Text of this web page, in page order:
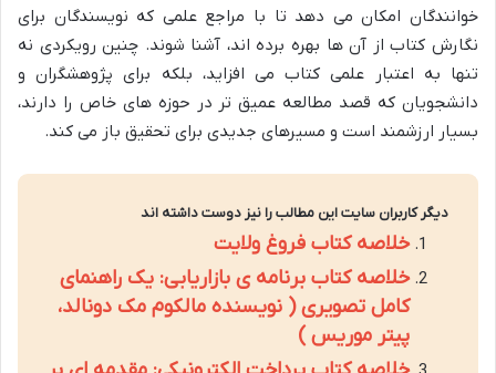
خوانندگان امکان می دهد تا با مراجع علمی که نویسندگان برای
نگارش کتاب از آن ها بهره برده اند، آشنا شوند. چنین رویکردی نه
تنها به اعتبار علمی کتاب می افزاید، بلکه برای پژوهشگران و
دانشجویان که قصد مطالعه عمیق تر در حوزه های خاص را دارند،
بسیار ارزشمند است و مسیرهای جدیدی برای تحقیق باز می کند.
دیگر کاربران سایت این مطالب را نیز دوست داشته اند
خلاصه کتاب فروغ ولایت
خلاصه کتاب برنامه ی بازاریابی: یک راهنمای
کامل تصویری ( نویسنده مالکوم مک دونالد،
پیتر موریس )